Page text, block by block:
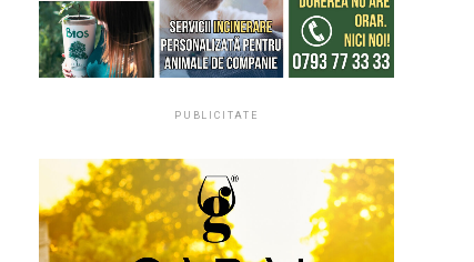
PUBLICITATE